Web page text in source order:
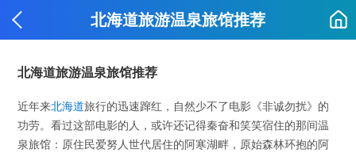
北海道旅游温泉旅馆推荐
北海道旅游温泉旅馆推荐
近年来北海道旅行的迅速蹿红，自然少不了电影《非诚勿扰》的
功劳。看过这部电影的人，或许还记得秦奋和笑笑宿住的那间温
泉旅馆：原住民爱努人世代居住的阿寒湖畔，原始森林环抱的阿